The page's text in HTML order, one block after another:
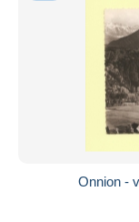
Onnion -